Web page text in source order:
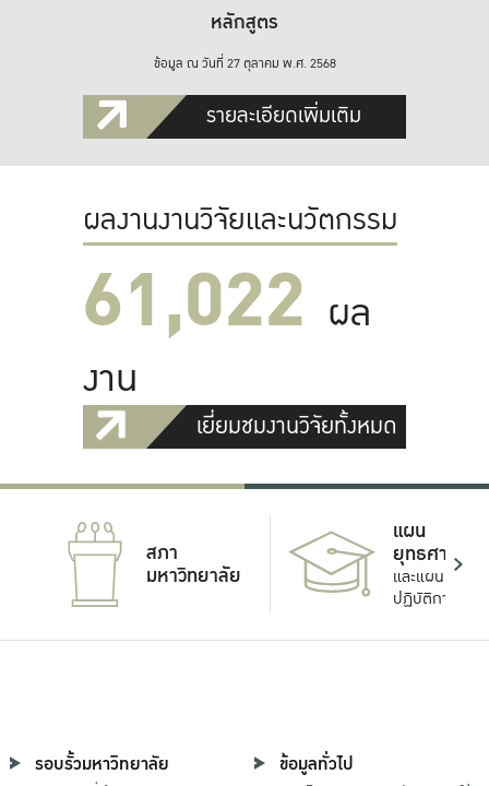
หลักสูตร
ข้อมูล ณ วันที่ 27 ตุลาคม พ.ศ. 2568
รายละเอียดเพิ่มเติม
ผลงานงานวิจัยและนวัตกรรม
61,022 ผล
งาน
เยี่ยมชมงานวิจัยทั้งหมด
สภา
มหาวิทยาลัย
แผน
ยุทธศาสตร์
และแผน
ปฏิบัติการ
รอบรั้วมหาวิทยาลัย ข้อมูลทั่วไป